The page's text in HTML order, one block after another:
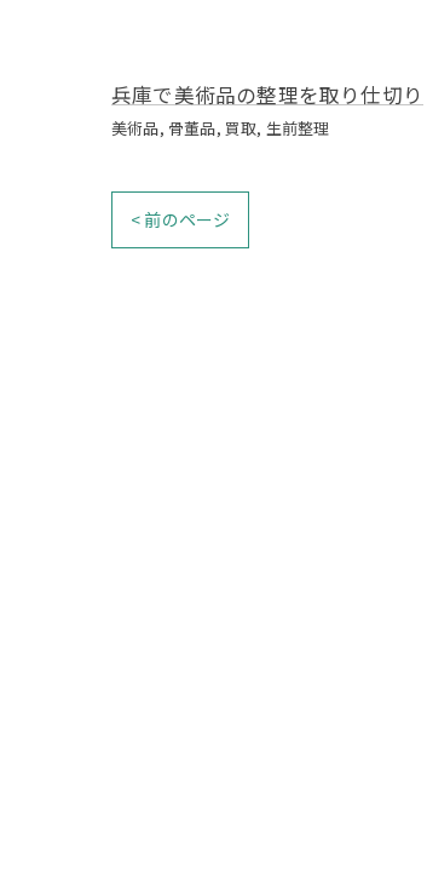
兵庫で美術品の整理を取り仕切り
美術品 骨董品 買取 生前整理
< 前のページ